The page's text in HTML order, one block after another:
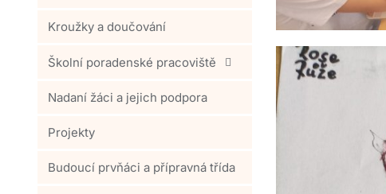
Kroužky a doučování
Školní poradenské pracoviště
Nadaní žáci a jejich podpora
Projekty
Budoucí prvňáci a přípravná třída